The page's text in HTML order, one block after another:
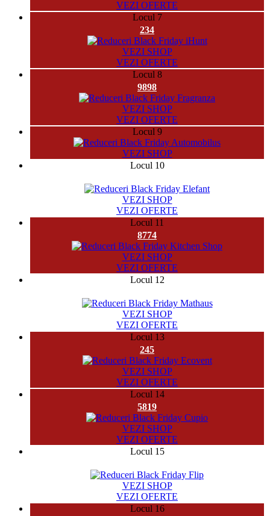
VEZI OFERTE
Locul 7
234
VEZI SHOP
VEZI OFERTE
Locul 8
9898
VEZI SHOP
VEZI OFERTE
Locul 9
VEZI SHOP
Locul 10
VEZI SHOP
VEZI OFERTE
Locul 11
8774
VEZI SHOP
VEZI OFERTE
Locul 12
VEZI SHOP
VEZI OFERTE
Locul 13
245
VEZI SHOP
VEZI OFERTE
Locul 14
5819
VEZI SHOP
VEZI OFERTE
Locul 15
VEZI SHOP
VEZI OFERTE
Locul 16